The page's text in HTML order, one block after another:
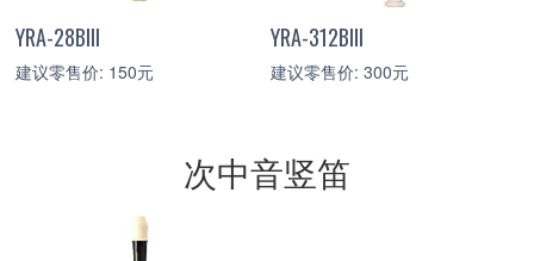
YRA-28BIII
建议零售价: 150元
YRA-312BIII
建议零售价: 300元
次中音竖笛